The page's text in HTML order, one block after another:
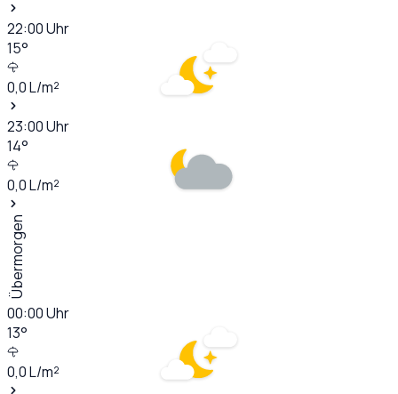
22:00Uhr
15°
0,0L/m²
23:00Uhr
14°
0,0L/m²
Übermorgen
00:00Uhr
13°
0,0L/m²